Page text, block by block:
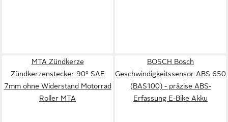
MTA Zündkerze
Zündkerzenstecker 90° SAE
7mm ohne Widerstand Motorrad
Roller MTA
BOSCH Bosch
Geschwindigkeitssensor ABS 650
(BAS100) - präzise ABS-
Erfassung E-Bike Akku